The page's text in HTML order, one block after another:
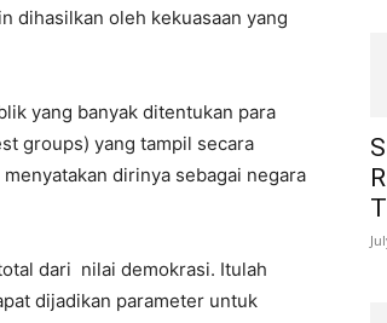
dihasilkan oleh kekuasaan yang
yang banyak ditentukan para
groups) yang tampil secara
dirinya sebagai negara
dari nilai demokrasi. Itulah
dijadikan parameter untuk